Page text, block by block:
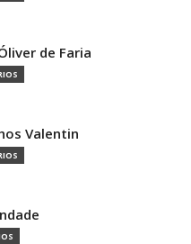
de Faria
Valentin